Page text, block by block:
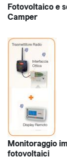
Fotovoltaico e
Camper
Monitoraggio
fotovoltaici